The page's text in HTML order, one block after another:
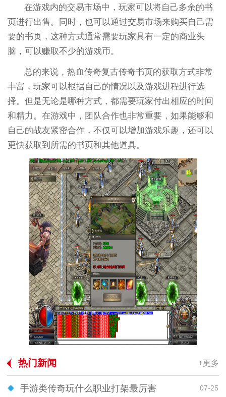
在游戏内的交易市场中，玩家可以将自己多余的书
页进行出售。同时，也可以通过交易市场来购买自己需
要的书页，这种方式通常需要玩家具有一定的商业头
脑，可以赚取不少的游戏币。
总的来说，热血传奇复古传奇书页的获取方式非常
丰富，玩家可以根据自己的情况以及游戏进程进行选
择。但是无论是哪种方式，都需要玩家付出相应的时间
和精力。在游戏中，团队合作也非常重要，如果能够和
自己的战友紧密合作，不仅可以增加游戏乐趣，还可以
更快获取到所需的书页和其他道具。
热门新闻 +更多
手游类传奇玩什么职业打架最厉害 07-25